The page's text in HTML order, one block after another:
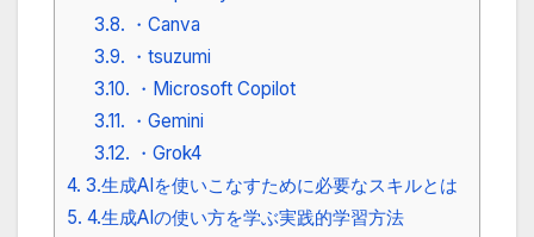
3.8. ・Canva
3.9. ・tsuzumi
3.10. ・Microsoft Copilot
3.11. ・Gemini
3.12. ・Grok4
4. 3.生成AIを使いこなすために必要なスキルとは
5. 4.生成AIの使い方を学ぶ実践的学習方法